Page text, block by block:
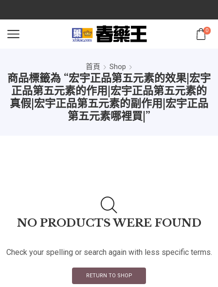
0
首頁 Shop
商品標籤為 “宏宇正品第五元素的效果|宏宇
正品第五元素的作用|宏宇正品第五元素的
真假|宏宇正品第五元素的副作用|宏宇正品
第五元素哪裡買|”
NO PRODUCTS WERE FOUND
Check your spelling or search again with less specific terms.
RETURN TO SHOP